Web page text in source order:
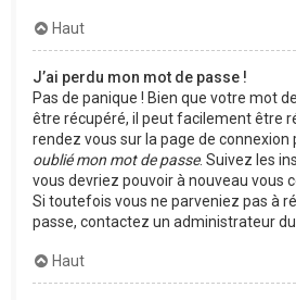
Haut
J’ai perdu mon mot de passe !
Pas de panique ! Bien que votre mot
être récupéré, il peut facilement être
rendez vous sur la page de connexion
oublié mon mot de passe. Suivez les
vous devriez pouvoir à nouveau vous
Si toutefois vous ne parveniez pas à
passe, contactez un administrateur
Haut